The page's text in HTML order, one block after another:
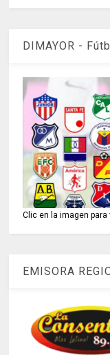
DIMAYOR -
Clic en la imagen
EMISORA